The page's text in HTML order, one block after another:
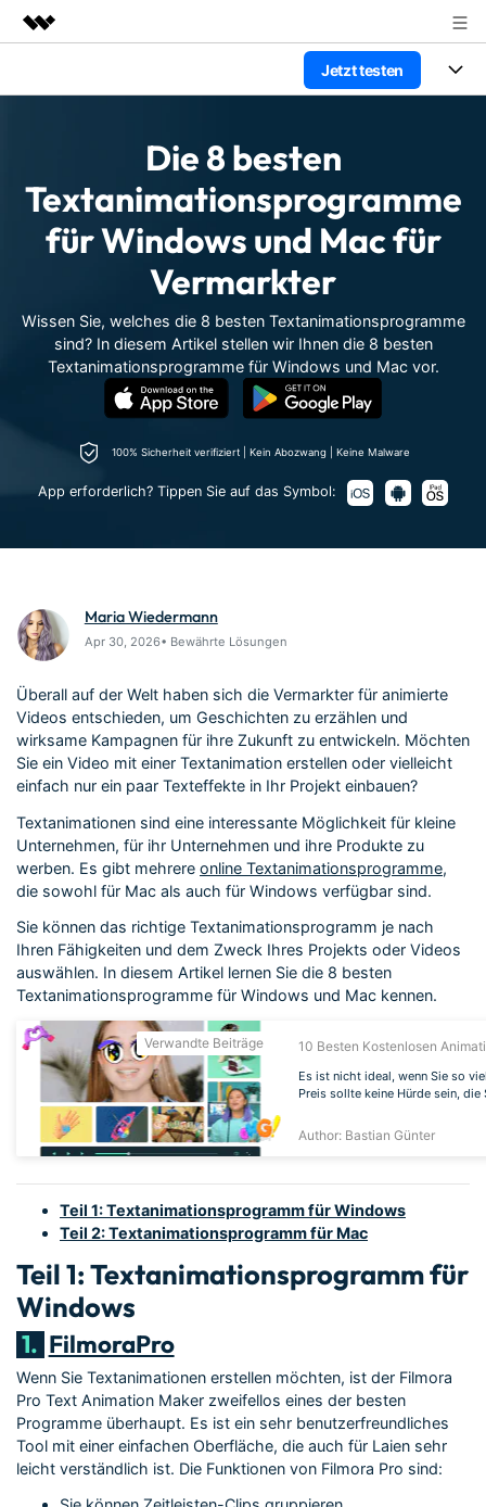
Lösungen
Presseraum
Support
Jetzt testen
Funktionen
Assets
Video/Foto
Text
Lösungen
Video-Lösungen
Video-Prompts
Über 100 heiße Video-
Videos erstellen
Meisterkurs
Beherrschen Sie
Videobearbeitungsfähigkeiten
Fähigkeiten mit Filmora
Creator
Monetarisierungs-
Programm
Monetarisieren Sie
Ihren Einfluss mit Filmora
Freunde-werben-
Programm
An Freunde empfehlen,
Belohnungen erhalten
Blog
Hilfe-Center
Erste Schritte
Kunden-Support
Über Uns Bewertungen
Kunden-Geschichten
Kunden Erfolg haben
Affiliate-Programm
auf Unternehmensebene frei
Suchen
Die 8 besten
Textanimationsprogramme
für Windows und Mac für
Vermarkter
Wissen Sie, welches die 8 besten Textanimationsprogramme
sind? In diesem Artikel stellen wir Ihnen die 8 besten
Textanimationsprogramme für Windows und Mac vor.
100% Sicherheit verifiziert | Kein Abozwang | Keine Malware
App erforderlich? Tippen Sie auf das Symbol:
Maria Wiedermann
Apr 30, 2026• Bewährte Lösungen
Überall auf der Welt haben sich die Vermarkter für animierte
Videos entschieden, um Geschichten zu erzählen und
wirksame Kampagnen für ihre Zukunft zu entwickeln. Möchten
Sie ein Video mit einer Textanimation erstellen oder vielleicht
einfach nur ein paar Texteffekte in Ihr Projekt einbauen?
Textanimationen sind eine interessante Möglichkeit für kleine
Unternehmen, für ihr Unternehmen und ihre Produkte zu
werben. Es gibt mehrere online Textanimationsprogramme,
die sowohl für Mac als auch für Windows verfügbar sind.
Sie können das richtige Textanimationsprogramm je nach
Ihren Fähigkeiten und dem Zweck Ihres Projekts oder Videos
auswählen. In diesem Artikel lernen Sie die 8 besten
Textanimationsprogramme für Windows und Mac kennen.
Verwandte Beiträge 10 Besten Kostenlosen
Es ist nicht ideal, wenn Sie so
Preis sollte keine Hürde sein,
Author: Bastian Günter
Teil 1: Textanimationsprogramm für Windows
Teil 2: Textanimationsprogramm für Mac
Teil 1: Textanimationsprogramm für
Windows
1. FilmoraPro
Wenn Sie Textanimationen erstellen möchten, ist der Filmora
Pro Text Animation Maker zweifellos eines der besten
Programme überhaupt. Es ist ein sehr benutzerfreundliches
Tool mit einer einfachen Oberfläche, die auch für Laien sehr
leicht verständlich ist. Die Funktionen von Filmora Pro sind: